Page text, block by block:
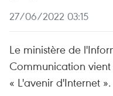
27/06/2022 03:15
Le ministère de
Communication
« L'avenir d'Internet ».